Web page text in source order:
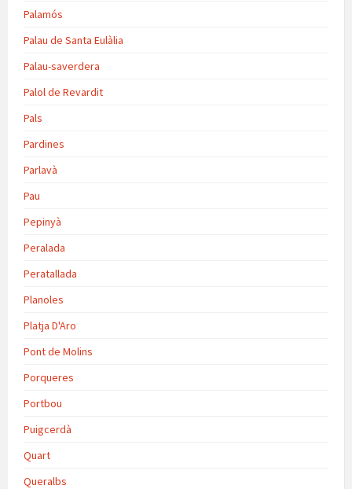
Palamós
Palau de Santa Eulàlia
Palau-saverdera
Palol de Revardit
Pals
Pardines
Parlavà
Pau
Pepinyà
Peralada
Peratallada
Planoles
Platja D'Aro
Pont de Molins
Porqueres
Portbou
Puigcerdà
Quart
Queralbs